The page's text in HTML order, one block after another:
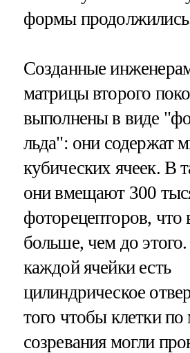
формы
Созданные
матрицы второго
выполнены в виде
льда": они содержат
кубических ячеек. В
они вмещают 300
фоторецепторов, что
больше, чем до
каждой ячейки есть
цилиндрическое
того чтобы клетки по
созревания могли